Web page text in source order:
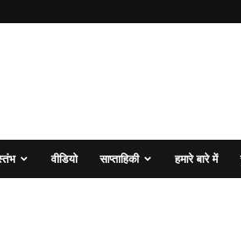
वीडियो साप्ताहिकी हमारे बारे में